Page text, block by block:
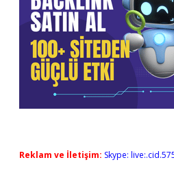
Reklam ve İletişim: Skype: